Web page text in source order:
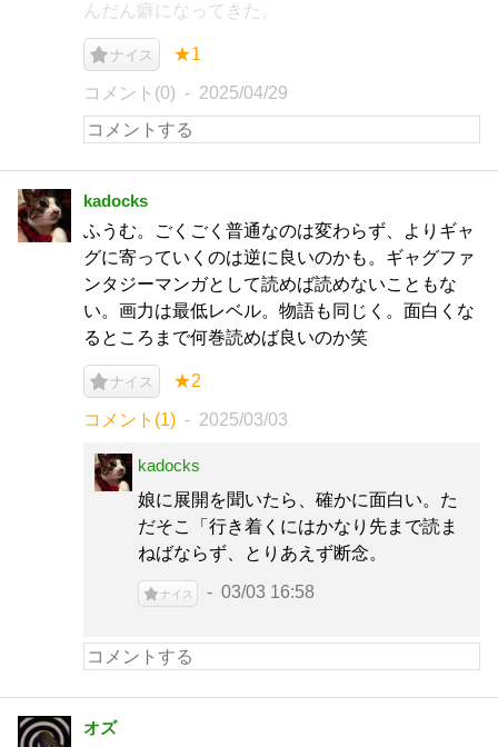
んだん癖になってきた。
ナイス ★1
コメント(0) 2025/04/29
kadocks
ふうむ。ごくごく普通なのは変わらず、よりギャ
グに寄っていくのは逆に良いのかも。ギャグファ
ンタジーマンガとして読めば読めないこともな
い。画力は最低レベル。物語も同じく。面白くな
るところまで何巻読めば良いのか笑
ナイス ★2
コメント(1) 2025/03/03
kadocks
娘に展開を聞いたら、確かに面白い。た
だそこ「行き着くにはかなり先まで読ま
ねばならず、とりあえず断念。
ナイス 03/03 16:58
オズ